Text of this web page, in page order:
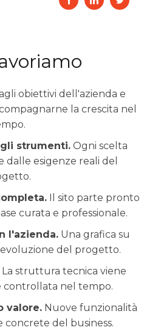
obiettivi dell'azienda e
la crescita nel
strumenti. Ogni scelta
dalle esigenze reali del
Il sito parte pronto
curata e professionale.
l'azienda. Una grafica su
del progetto.
struttura tecnica viene
controllata nel tempo.
valore. Nuove funzionalità
concrete del business.